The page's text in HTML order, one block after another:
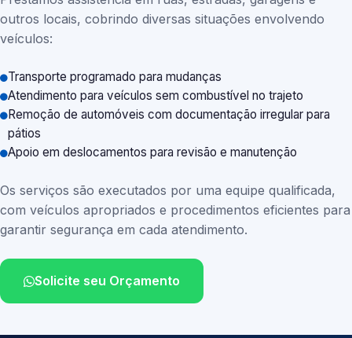
outros locais, cobrindo diversas situações envolvendo
veículos:
Transporte programado para mudanças
Atendimento para veículos sem combustível no trajeto
Remoção de automóveis com documentação irregular para
pátios
Apoio em deslocamentos para revisão e manutenção
Os serviços são executados por uma equipe qualificada,
com veículos apropriados e procedimentos eficientes para
garantir segurança em cada atendimento.
Solicite seu Orçamento